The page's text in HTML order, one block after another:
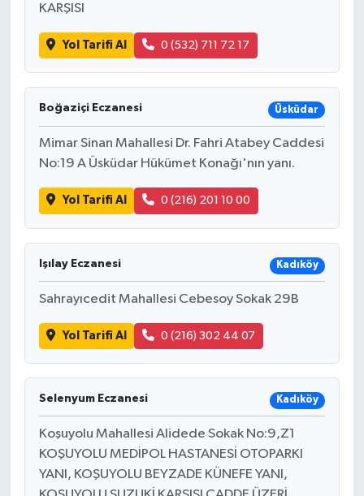
KARŞISI
Yol Tarifi Al 0 (532) 711 72 17
Boğaziçi Eczanesi Üsküdar
Mimar Sinan Mahallesi Dr. Fahri Atabey Caddesi
No:19 A Üsküdar Hükümet Konağı'nın yanı.
Yol Tarifi Al 0 (216) 201 10 00
Işılay Eczanesi Kadıköy
Sahrayıcedit Mahallesi Cebesoy Sokak 29B
Yol Tarifi Al 0 (216) 302 44 07
Selenyum Eczanesi Kadıköy
Koşuyolu Mahallesi Alidede Sokak No:9,Z1
KOŞUYOLU MEDİPOL HASTANESİ OTOPARKI
YANI, KOŞUYOLU BEYZADE KÜNEFE YANI,